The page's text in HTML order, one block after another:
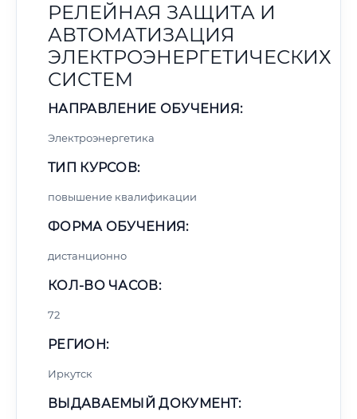
РЕЛЕЙНАЯ ЗАЩИТА И
АВТОМАТИЗАЦИЯ
ЭЛЕКТРОЭНЕРГЕТИЧЕСКИХ
СИСТЕМ
НАПРАВЛЕНИЕ ОБУЧЕНИЯ:
Электроэнергетика
ТИП КУРСОВ:
повышение квалификации
ФОРМА ОБУЧЕНИЯ:
дистанционно
КОЛ-ВО ЧАСОВ:
72
РЕГИОН:
Иркутск
ВЫДАВАЕМЫЙ ДОКУМЕНТ: